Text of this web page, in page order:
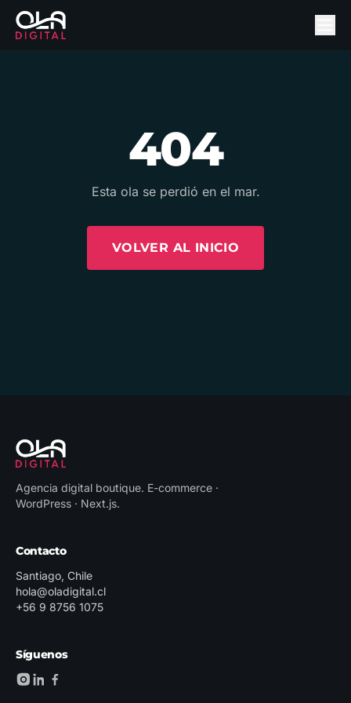
404
Esta ola se perdió en el mar.
VOLVER AL INICIO
Agencia digital boutique. E-commerce ·
WordPress · Next.js.
Contacto
Santiago, Chile
hola@oladigital.cl
+56 9 8756 1075
Síguenos